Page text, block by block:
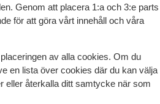
Genom att placera 1:a och 3:e parts
för att göra vårt innehåll och våra
av alla cookies. Om du
en lista över cookies där du kan välja
eller återkalla ditt samtycke när som
Mest bokad av partner